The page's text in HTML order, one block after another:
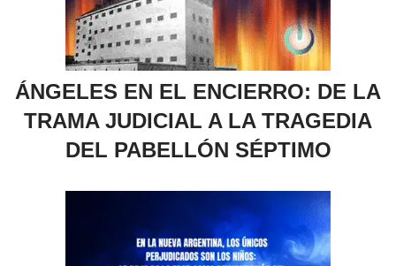
ÁNGELES EN EL ENCIERRO: DE LA
TRAMA JUDICIAL A LA TRAGEDIA
DEL PABELLÓN SÉPTIMO